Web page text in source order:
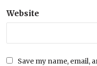
Website
Save my name, email,